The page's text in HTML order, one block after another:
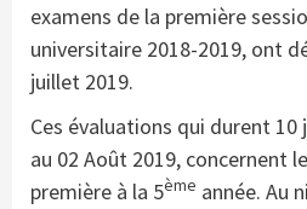
examens de la première
universitaire 2018-2019, ont
juillet 2019.
Ces évaluations qui durent
au 02 Août 2019, concernent
première à la 5ème année. Au